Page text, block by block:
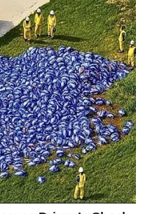
iz razlika, kao i njegovanje
dovesti do dugoročnih i
kraju, svaki znak ima
mogu obogatiti
učesnici trude da
vremenske izazove.
koji može obogatiti naš
uvid u načine na koje